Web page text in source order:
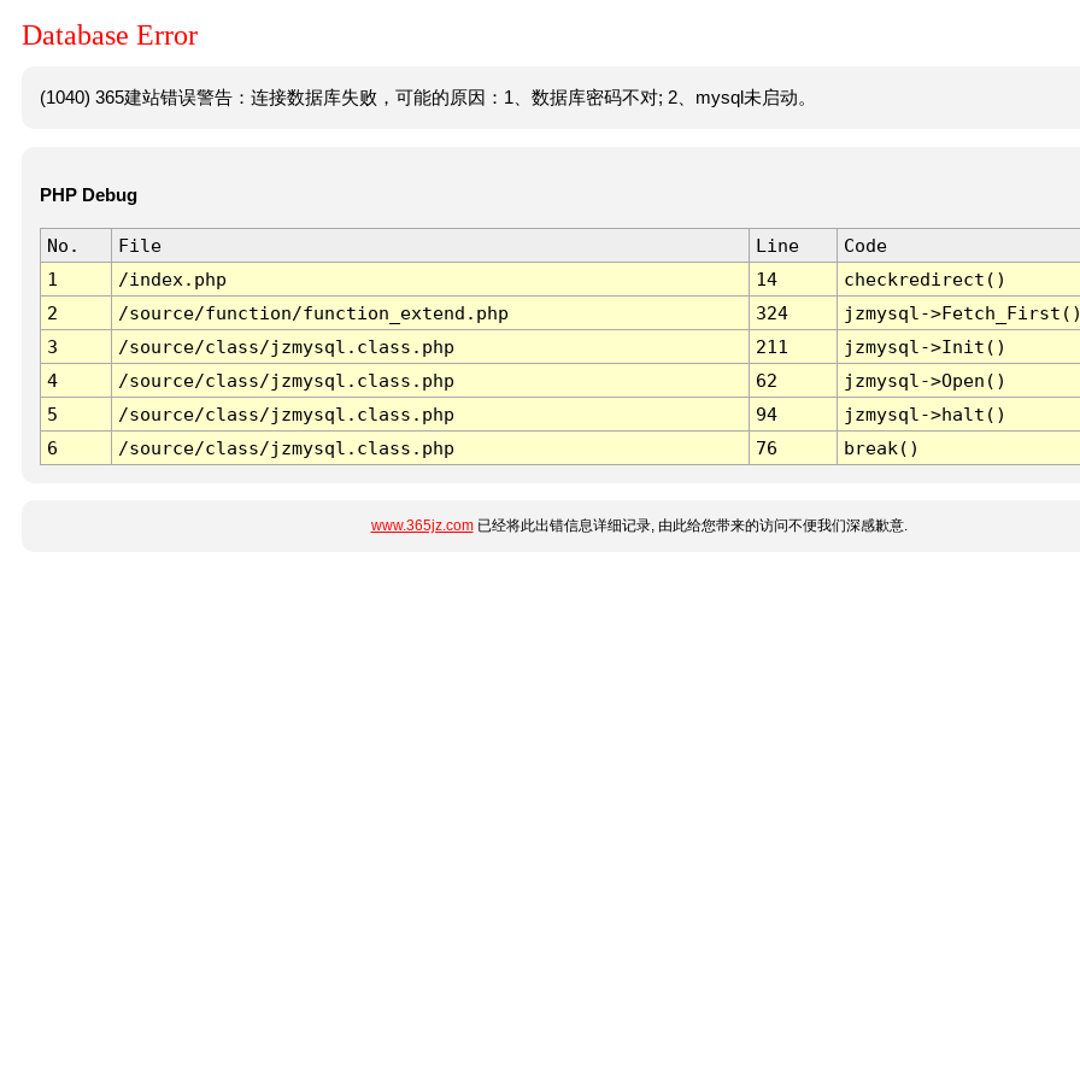
Database Error
(1040) 365建站错误警告：连接数据库失败，可能的原因：1、数据库密码不对; 2、mysql未启动。
PHP Debug
No. File Line
Code
1
/index.php 14
checkredirect()
2
/source/function/function_extend.php 324
jzmysql-
3
/source/class/jzmysql.class.php 211
jzmysql->Init()
4
/source/class/jzmysql.class.php 62
jzmysql->Open()
5
/source/class/jzmysql.class.php 94
jzmysql->halt()
6
/source/class/jzmysql.class.php 76 break()
www.365jz.com已经将此出错信息详细记录, 由此给您带来的访问不便我们深感歉意.